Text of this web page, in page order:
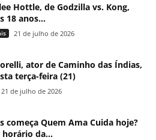
Hottle, de Godzilla vs. Kong,
18 anos...
21 de julho de 2026
ator de Caminho das Índias,
terça-feira (21)
21 de julho de 2026
começa Quem Ama Cuida hoje?
da...